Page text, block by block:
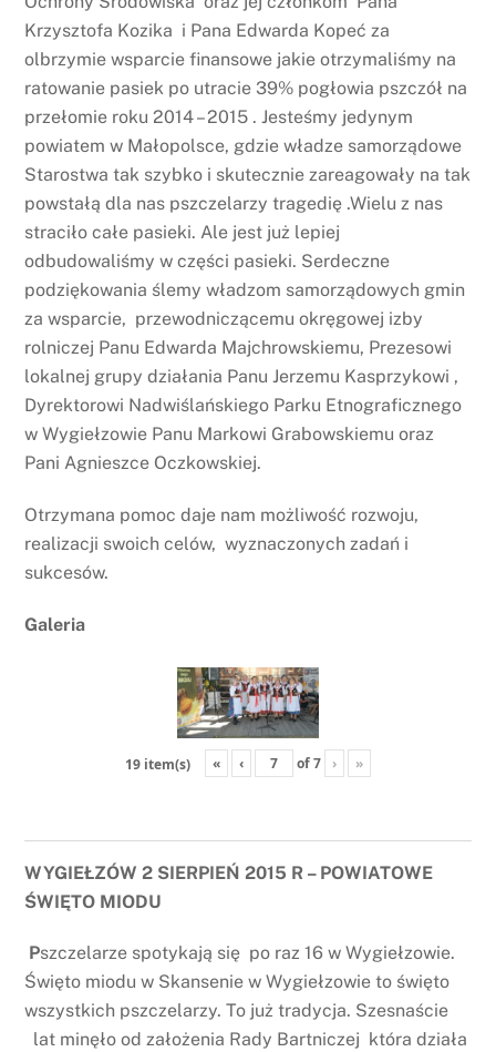
Krzysztofa Kozika i Pana Edwarda Kopeć za
olbrzymie wsparcie finansowe jakie otrzymaliśmy na
ratowanie pasiek po utracie 39% pogłowia pszczół na
przełomie roku 2014 – 2015 . Jesteśmy jedynym
powiatem w Małopolsce, gdzie władze samorządowe
Starostwa tak szybko i skutecznie zareagowały na tak
powstałą dla nas pszczelarzy tragedię .Wielu z nas
straciło całe pasieki. Ale jest już lepiej
odbudowaliśmy w części pasieki. Serdeczne
podziękowania ślemy władzom samorządowych gmin
za wsparcie, przewodniczącemu okręgowej izby
rolniczej Panu Edwarda Majchrowskiemu, Prezesowi
lokalnej grupy działania Panu Jerzemu Kasprzykowi ,
Dyrektorowi Nadwiślańskiego Parku Etnograficznego
w Wygiełzowie Panu Markowi Grabowskiemu oraz
Pani Agnieszce Oczkowskiej.
Otrzymana pomoc daje nam możliwość rozwoju,
realizacji swoich celów, wyznaczonych zadań i
sukcesów.
Galeria
19 item(s) « ‹ of7 › »
WYGIEŁZÓW 2 SIERPIEŃ 2015 R – POWIATOWE
ŚWIĘTO MIODU
Pszczelarze spotykają się po raz 16 w Wygiełzowie.
Święto miodu w Skansenie w Wygiełzowie to święto
wszystkich pszczelarzy. To już tradycja. Szesnaście
lat minęło od założenia Rady Bartniczej która działa